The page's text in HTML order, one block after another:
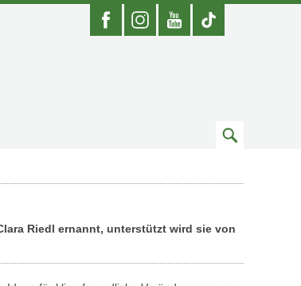
FacebookInstagramYoutube
Zum
Riedl ernannt, unterstützt wird sie von